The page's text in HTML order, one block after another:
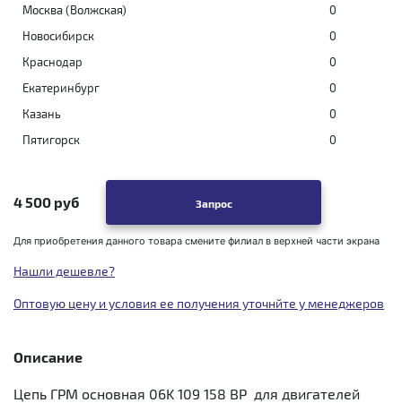
Москва (Волжская)
0
Новосибирск
0
Краснодар
0
Екатеринбург
0
Казань
0
Пятигорск
0
4 500 руб Запрос
Для приобретения данного товара смените филиал в верхней части экрана
Нашли дешевле?
Оптовую цену и условия ее получения уточнйте у менеджеров
Описание
Цепь ГРМ основная 06K 109 158 BP для двигателей